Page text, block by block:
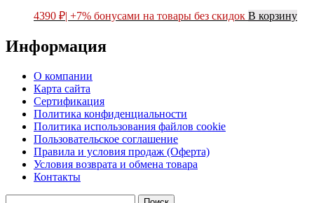
4390 ₽| +7% бонусами на товары без скидок В корзину
Информация
О компании
Карта сайта
Сертификация
Политика конфиденциальности
Политика использования файлов cookie
Пользовательское соглашение
Правила и условия продаж (Оферта)
Условия возврата и обмена товара
Контакты